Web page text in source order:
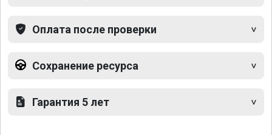
Оплата после проверки
Сохранение ресурса
Гарантия 5 лет